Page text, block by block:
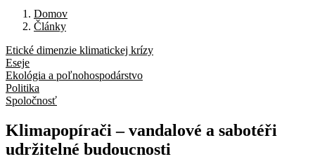
Domov
Články
Etické dimenzie klimatickej krízy
Eseje
Ekológia a poľnohospodárstvo
Politika
Spoločnosť
Klimapopírači–vandalové a sabotéři
udržitelné budoucnosti